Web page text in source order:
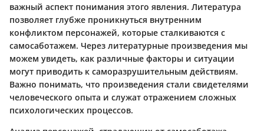
важный аспект понимания этого явления. Литература
позволяет глубже проникнуться внутренним
конфликтом персонажей, которые сталкиваются с
самосаботажем. Через литературные произведения мы
можем увидеть, как различные факторы и ситуации
могут приводить к саморазрушительным действиям.
Важно понимать, что произведения стали свидетелями
человеческого опыта и служат отражением сложных
психологических процессов.